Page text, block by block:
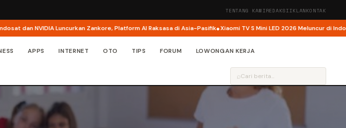
TENTANG KAMIREDAKSIIKLANKONTAK
NVIDIA Luncurkan Zankore, Platform AI Raksasa di Asia-Pasifik Xiaomi TV S Mini LED 2026 Meluncur di Indonesia,
APPS INTERNET OTO TIPS FORUM LOWONGAN KERJA
⌕